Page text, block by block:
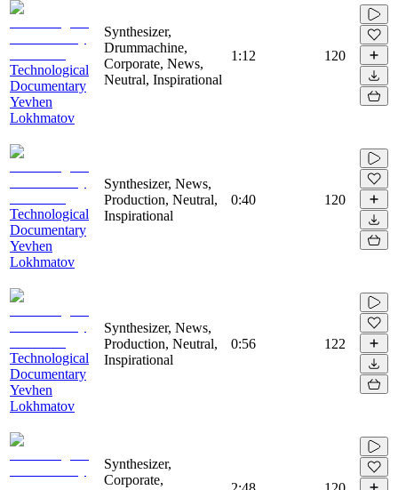
Technological
Documentary
Yevhen
Lokhmatov
Synthesizer,
Drummachine,
Corporate, News,
Neutral, Inspirational
1:12 120
Technological
Documentary
Yevhen
Lokhmatov
Synthesizer, News,
Production, Neutral,
Inspirational
0:40 120
Technological
Documentary
Yevhen
Lokhmatov
Synthesizer, News,
Production, Neutral,
Inspirational
0:56 122
Synthesizer,
Corporate,